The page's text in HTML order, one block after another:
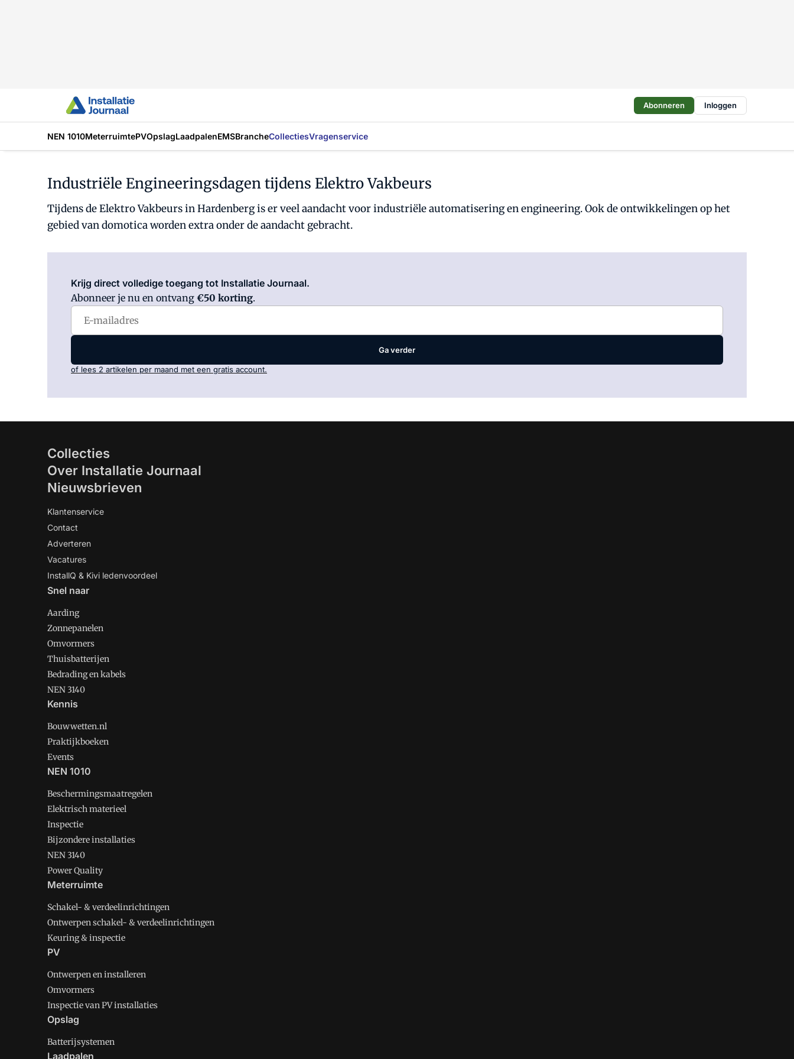
Abonneren Inloggen
NEN 1010MeterruimtePVOpslagLaadpalenEMSBrancheCollectiesVragenservice
Industriële Engineeringsdagen tijdens Elektro Vakbeurs
Tijdens de Elektro Vakbeurs in Hardenberg is er veel aandacht voor industriële automatisering en engineering. Ook de ontwikkelingen op het
gebied van domotica worden extra onder de aandacht gebracht.
Krijg direct volledige toegang tot Installatie Journaal.
Abonneer je nu en ontvang €50 korting.
Ga verder
of lees 2 artikelen per maand met een gratis account.
Collecties
Over Installatie Journaal
Nieuwsbrieven
Klantenservice
Contact
Adverteren
Vacatures
InstallQ & Kivi ledenvoordeel
Snel naar
Aarding
Zonnepanelen
Omvormers
Thuisbatterijen
Bedrading en kabels
NEN 3140
Kennis
Bouwwetten.nl
Praktijkboeken
Events
NEN 1010
Beschermingsmaatregelen
Elektrisch materieel
Inspectie
Bijzondere installaties
NEN 3140
Power Quality
Meterruimte
Schakel- & verdeelinrichtingen
Ontwerpen schakel- & verdeelinrichtingen
Keuring & inspectie
PV
Ontwerpen en installeren
Omvormers
Inspectie van PV installaties
Opslag
Batterijsystemen
Laadpalen